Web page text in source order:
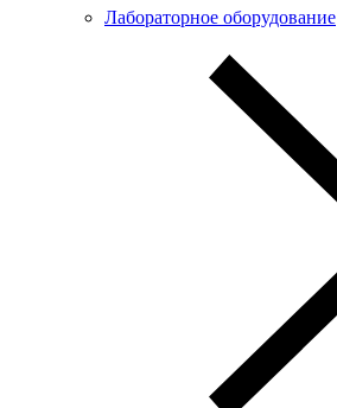
Лабораторное оборудование